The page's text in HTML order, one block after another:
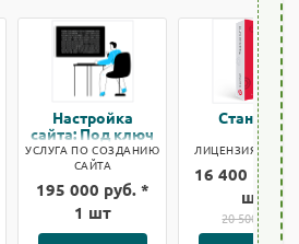
Настройка
сайта: Под ключ
УСЛУГА ПО СОЗДАНИЮ
САЙТА
195 000 руб. *
1 шт
Стандарт
ЛИЦЕНЗИЯ
16 400 руб.
шт
20 500 руб.